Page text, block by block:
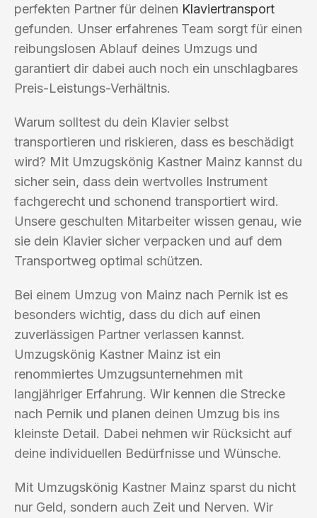
perfekten Partner für deinen Klaviertransport
gefunden. Unser erfahrenes Team sorgt für einen
reibungslosen Ablauf deines Umzugs und
garantiert dir dabei auch noch ein unschlagbares
Preis-Leistungs-Verhältnis.
Warum solltest du dein Klavier selbst
transportieren und riskieren, dass es beschädigt
wird? Mit Umzugskönig Kastner Mainz kannst du
sicher sein, dass dein wertvolles Instrument
fachgerecht und schonend transportiert wird.
Unsere geschulten Mitarbeiter wissen genau, wie
sie dein Klavier sicher verpacken und auf dem
Transportweg optimal schützen.
Bei einem Umzug von Mainz nach Pernik ist es
besonders wichtig, dass du dich auf einen
zuverlässigen Partner verlassen kannst.
Umzugskönig Kastner Mainz ist ein
renommiertes Umzugsunternehmen mit
langjähriger Erfahrung. Wir kennen die Strecke
nach Pernik und planen deinen Umzug bis ins
kleinste Detail. Dabei nehmen wir Rücksicht auf
deine individuellen Bedürfnisse und Wünsche.
Mit Umzugskönig Kastner Mainz sparst du nicht
nur Geld, sondern auch Zeit und Nerven. Wir